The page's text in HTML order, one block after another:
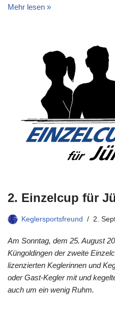
Mehr lesen »
2. Einzelcup für
Keglersportsfreund 2.
Am Sonntag, dem 25. August
Küngoldingen der zweite
lizenzierten Keglerinnen und
oder Gast-Kegler mit und
auch um ein wenig Ruhm.